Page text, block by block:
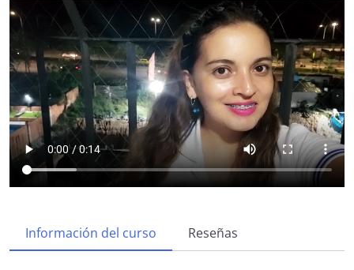
Información del curso Reseñas